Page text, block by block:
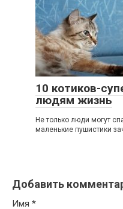
10 котиков-
людям жизнь
Не только люди могут
маленькие пушистики
Добавить
Имя *